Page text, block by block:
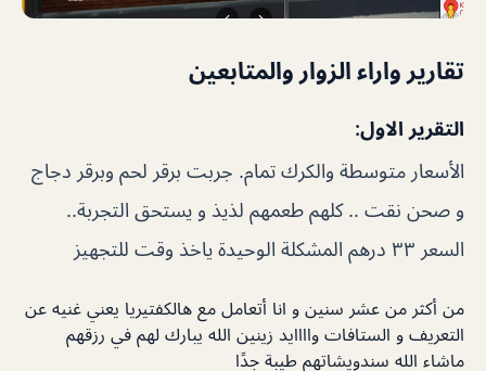
تقارير واراء الزوار والمتابعين
التقرير الاول:
الأسعار متوسطة والكرك تمام. جربت برقر لحم وبرقر دجاج
و صحن نقت .. كلهم طعمهم لذيذ و يستحق التجربة..
السعر ٣٣ درهم المشكلة الوحيدة ياخذ وقت للتجهيز
من أكثر من عشر سنين و انا أتعامل مع هالكفتيريا يعني غنيه عن
التعريف و الستافات واااايد زينين الله يبارك لهم في رزقهم
ماشاء الله سندويشاتهم طيبة جدًا